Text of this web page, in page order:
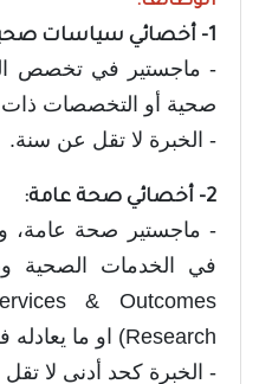
1- أخصائي سياسات صحية:
- ماجستير في تخصص
صحية أو التخصصات ذات
- الخبرة لا تقل عن سنة.
2- أخصائي صحة عامة:
- ماجستير صحة عامة،
& Outcomes
Research) او ما يعادله في تخصص مشابه.
- الخبرة كحد أدنى لا